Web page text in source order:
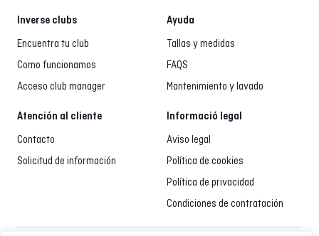
Inverse clubs
Encuentra tu club
Como funcionamos
Acceso club manager
Ayuda
Tallas y medidas
FAQS
Mantenimiento y lavado
Atención al cliente
Contacto
Solicitud de información
Informació legal
Aviso legal
Política de cookies
Política de privacidad
Condiciones de contratación